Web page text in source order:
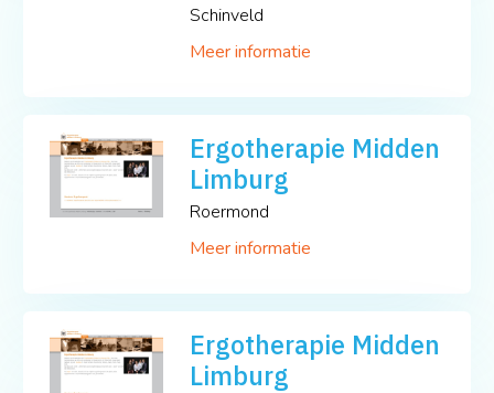
Schinveld
Meer informatie
Ergotherapie Midden
Limburg
Roermond
Meer informatie
Ergotherapie Midden
Limburg